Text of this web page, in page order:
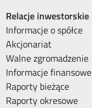
Relacje inwestorskie
Informacje o spółce
Akcjonariat
Walne zgromadzenie
Informacje finansowe
Raporty bieżące
Raporty okresowe